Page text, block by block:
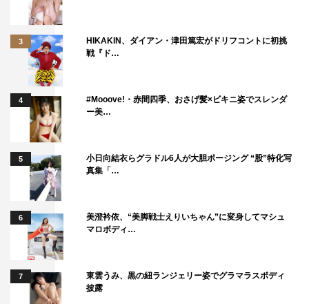
3
HIKAKIN、ダイアン・津田篤宏がドリフコントに初挑
戦『ド…
4
#Mooove!・赤間四季、おさげ髪×ビキニ姿でスレンダ
ー美…
5
小日向結衣らグラドル6人が大胆ポージング “股”特化写
真集「…
6
美澄衿依、“美脚戦士えりいちゃん”に変身してマシュ
マロボディ…
7
東雲うみ、黒の紐ランジェリー姿でグラマラスボディ
披露